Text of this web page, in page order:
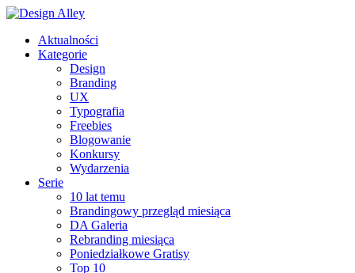
Aktualności
Kategorie
Design
Branding
UX
Typografia
Freebies
Blogowanie
Konkursy
Wydarzenia
Serie
10 lat temu
Brandingowy przegląd miesiąca
DA Galeria
Rebranding miesiąca
Poniedziałkowe Gratisy
Top 10